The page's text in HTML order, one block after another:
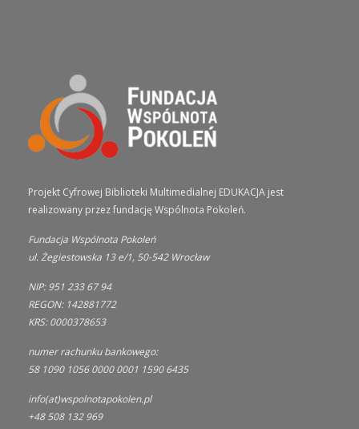
Projekt Cyfrowej Biblioteki Multimedialnej EDUKACJA jest
realizowany przez fundację Wspólnota Pokoleń.
Fundacja Wspólnota Pokoleń
ul. Żegiestowska 13 e/1, 50-542 Wrocław
NIP: 951 233 67 94
REGON: 142881772
KRS: 0000378653
numer rachunku bankowego:
58 1090 1056 0000 0001 1590 6435
info(at)wspolnotapokolen.pl
+48 508 132 969